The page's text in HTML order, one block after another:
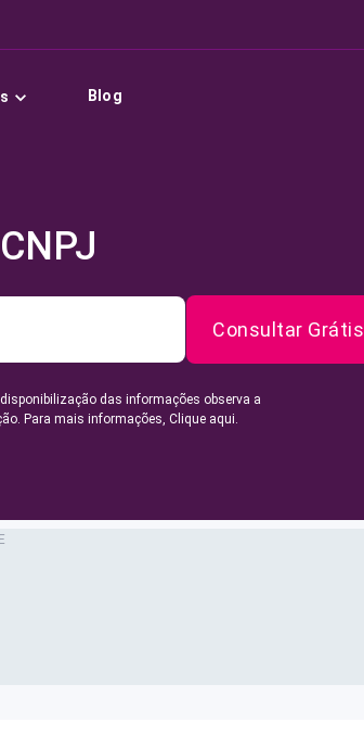
Blog
Consultar Grátis
das informações observa a
Para mais informações, Clique aqui.